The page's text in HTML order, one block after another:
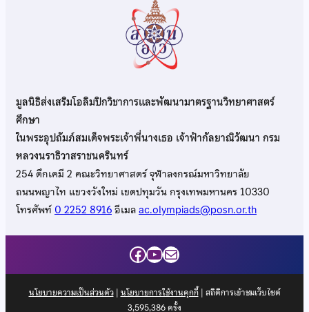
มูลนิธิส่งเสริมโอลิมปิกวิชาการและพัฒนามาตรฐานวิทยาศาสตร์
ศึกษา
ในพระอุปถัมภ์สมเด็จพระเจ้าพี่นางเธอ เจ้าฟ้ากัลยาณิวัฒนา กรม
หลวงนราธิวาสราชนครินทร์
254 ตึกเคมี 2 คณะวิทยาศาสตร์ จุฬาลงกรณ์มหาวิทยาลัย
ถนนพญาไท แขวงวังใหม่ เขตปทุมวัน กรุงเทพมหานคร 10330
โทรศัพท์0 2252 8916อีเมลac.olympiads@posn.or.th
Facebook
YouTube
Mail
นโยบายความเป็นส่วนตัว| นโยบายการใช้งานคุกกี้| สถิติการเข้าชมเว็บไซต์
3,595,386ครั้ง